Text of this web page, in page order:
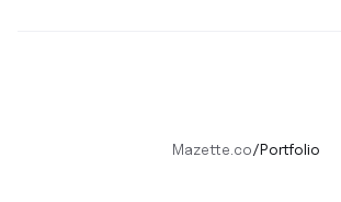
Mazette.co/Portfolio